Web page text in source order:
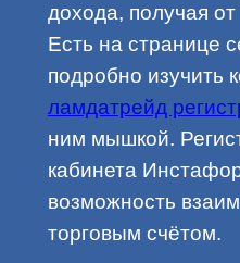
дохода, получая
Есть на странице
подробно изучить
ламдатрейд
ним мышкой.
кабинета
возможность
торговым счётом.